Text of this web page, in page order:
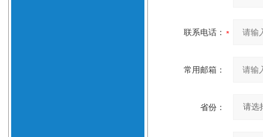
联系电话：
常用邮箱：
省份：